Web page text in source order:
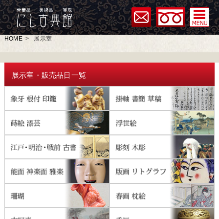
HOME> 展示室
展示室・販売品目一覧